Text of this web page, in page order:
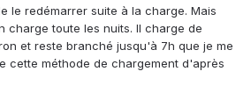
le redémarrer suite à la charge. Mais
charge toute les nuits. Il charge de
et reste branché jusqu'à 7h que je me
cette méthode de chargement d'après